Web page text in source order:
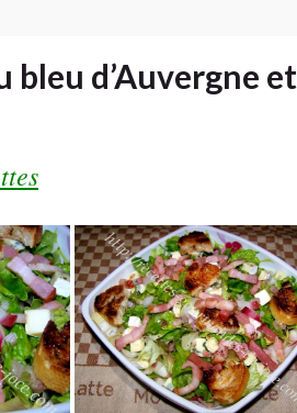
bleu d’Auvergne et